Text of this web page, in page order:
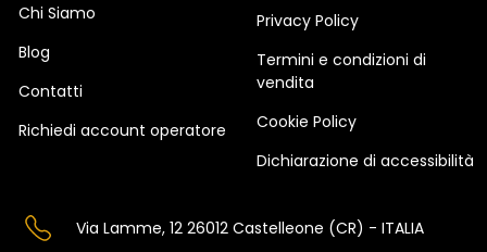
Chi Siamo
Blog
Contatti
Richiedi account operatore
Privacy Policy
Termini e condizioni di
vendita
Cookie Policy
Dichiarazione di accessibilità
Via Lamme, 12 26012 Castelleone (CR) - ITALIA